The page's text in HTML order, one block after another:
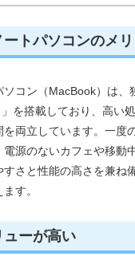
トパソコンのメリ
ソコン（MacBook）は、
を搭載しており、高い
両立しています。一度
電源のないカフェや移動
さと性能の高さを兼ね
す。
ューが高い